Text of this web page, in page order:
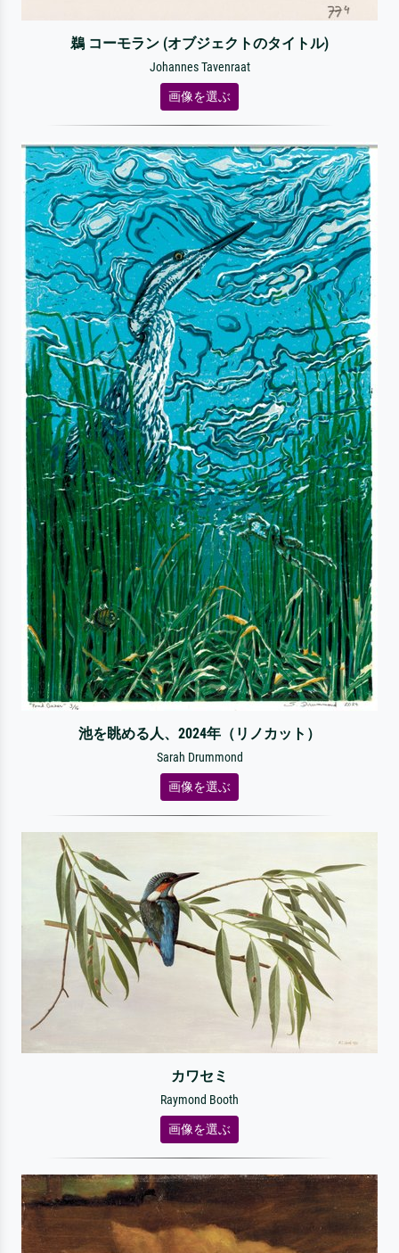
鵜 コーモラン (オブジェクトのタイトル)
Johannes Tavenraat
画像を選ぶ
池を眺める人、2024年（リノカット）
Sarah Drummond
画像を選ぶ
カワセミ
Raymond Booth
画像を選ぶ